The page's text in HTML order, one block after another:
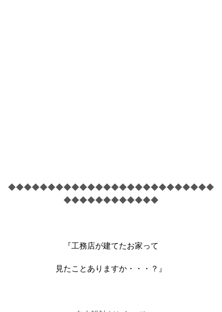
◆◆◆◆◆◆◆◆◆◆◆◆◆◆◆◆◆◆◆◆◆◆◆◆◆◆
◆◆◆◆◆◆◆◆◆◆◆◆
『工務店が建てたお家って
見たことありますか・・・？』